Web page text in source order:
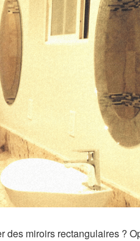
des miroirs rectangulaires ?